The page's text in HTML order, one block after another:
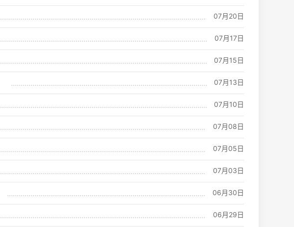
07月20日
07月17日
07月15日
07月13日
07月10日
07月08日
07月05日
07月03日
06月30日
06月29日